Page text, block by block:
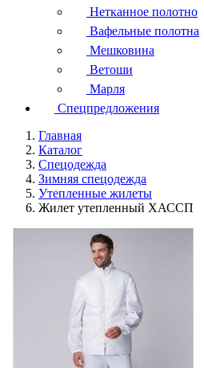
Нетканное полотно
Вафельные полотна
Мешковина
Ветоши
Марля
Спецпредложения
Главная
Каталог
Спецодежда
Зимняя спецодежда
Утепленные жилеты
Жилет утепленный ХАССП